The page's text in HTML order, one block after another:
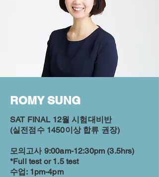
ROMY SUNG
SAT FINAL 12월 시험대비반
(실전점수 1450이상 합류 권장)
모의고사 9:00am-12:30pm (3.5hrs)
*Full test or 1.5 test
수업: 1pm-4pm